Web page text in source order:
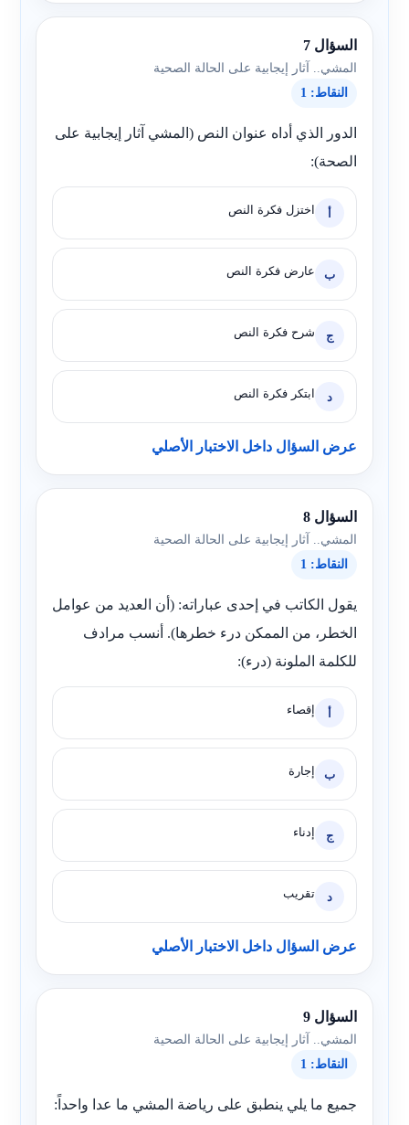
السؤال 7
المشي.. آثار إيجابية على الحالة الصحية
النقاط: 1
الدور الذي أداه عنوان النص (المشي آثار إيجابية على
الصحة):
أ اختزل فكرة النص
ب عارض فكرة النص
ج شرح فكرة النص
د ابتكر فكرة النص
عرض السؤال داخل الاختبار الأصلي
السؤال 8
المشي.. آثار إيجابية على الحالة الصحية
النقاط: 1
يقول الكاتب في إحدى عباراته: (أن العديد من عوامل
الخطر، من الممكن درء خطرها). أنسب مرادف
للكلمة الملونة (درء):
أ إقصاء
ب إجارة
ج إدناء
د تقريب
عرض السؤال داخل الاختبار الأصلي
السؤال 9
المشي.. آثار إيجابية على الحالة الصحية
النقاط: 1
جميع ما يلي ينطبق على رياضة المشي ما عدا واحداً: